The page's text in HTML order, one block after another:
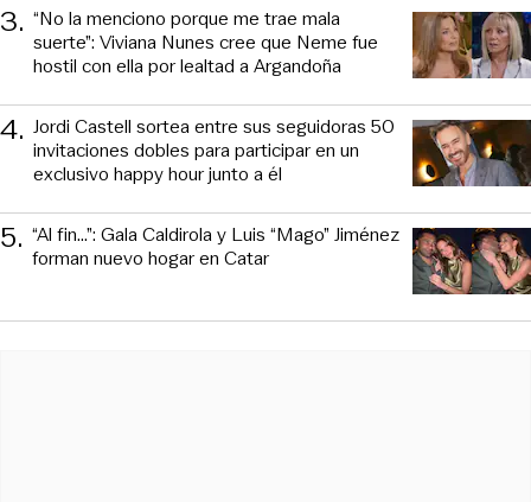
3. “No la menciono porque me trae mala
suerte”: Viviana Nunes cree que Neme fue
hostil con ella por lealtad a Argandoña
4. Jordi Castell sortea entre sus seguidoras 50
invitaciones dobles para participar en un
exclusivo happy hour junto a él
5. “Al fin…”: Gala Caldirola y Luis “Mago” Jiménez
forman nuevo hogar en Catar